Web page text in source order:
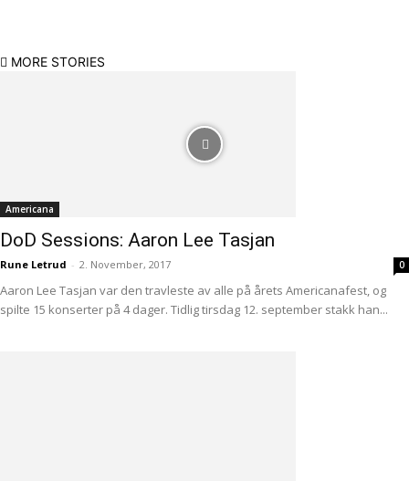
MORE STORIES
Americana
DoD Sessions: Aaron Lee Tasjan
Rune Letrud - 2. November, 2017 0
Aaron Lee Tasjan var den travleste av alle på årets Americanafest, og
spilte 15 konserter på 4 dager. Tidlig tirsdag 12. september stakk han...